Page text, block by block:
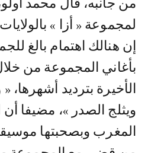
من جانبه، قال محمد
لمجموعة « أزا »
إن هنالك اهتمام بالغ
بأغاني المجموعة من
الأخيرة بترديد أشهرها،
ويثلج الصدر »، مضيفا
المغرب وبصحبتها